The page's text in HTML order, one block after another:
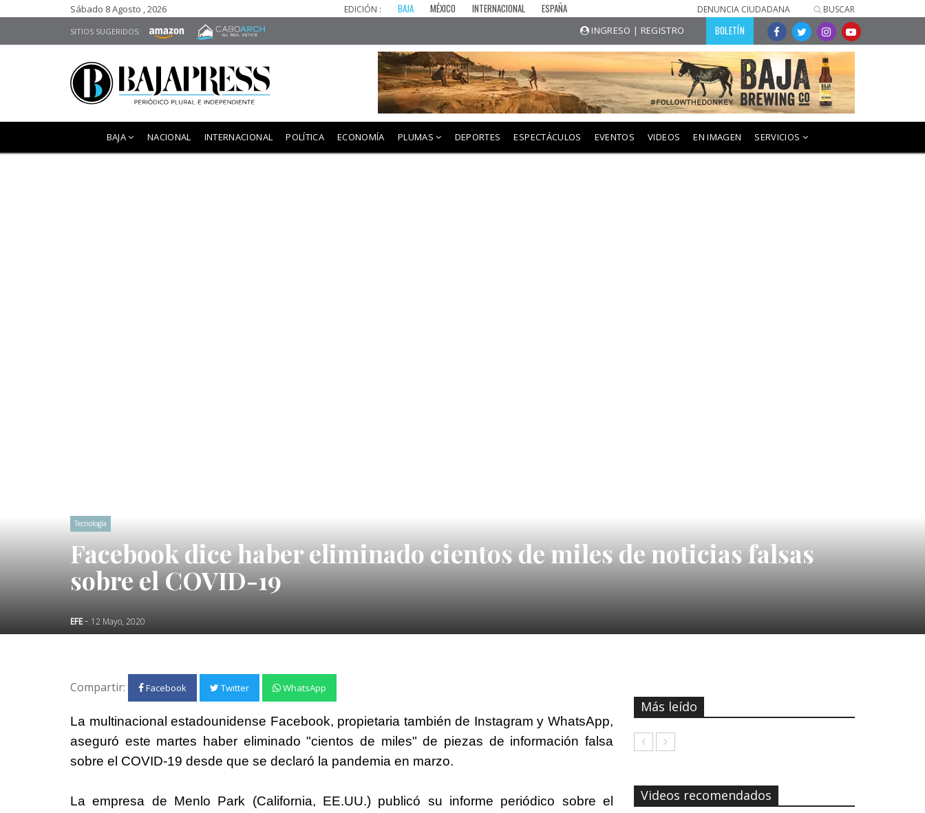
Sábado 8 Agosto , 2026 EDICIÓN : BAJA MÉXICO INTERNACIONAL ESPAÑA DENUNCIA CIUDADANA BUSCAR
SITIOS SUGERIDOS: INGRESO | REGISTRO BOLETÍN
BAJA NACIONAL INTERNACIONAL POLÍTICA ECONOMÍA PLUMAS DEPORTES ESPECTÁCULOS EVENTOS VIDEOS EN IMAGEN SERVICIOS
Tecnología
Facebook dice haber eliminado cientos de miles de noticias falsas
sobre el COVID-19
EFE- 12 Mayo, 2020
Compartir: Facebook Twitter WhatsApp
La multinacional estadounidense Facebook, propietaria también de Instagram y WhatsApp,
aseguró este martes haber eliminado "cientos de miles" de piezas de información falsa
sobre el COVID-19 desde que se declaró la pandemia en marzo.
La empresa de Menlo Park (California, EE.UU.) publicó su informe periódico sobre el
Más leído
Videos recomendados